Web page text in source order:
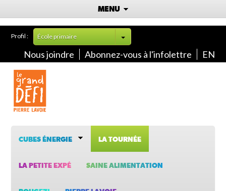
MENU
Profil : École primaire
Nous joindre Abonnez-vous à l'infolettre EN
CUBES ÉNERGIE LA TOURNÉE
LA PETITE EXPÉ SAINE ALIMENTATION